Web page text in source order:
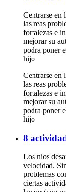
Centrarse en
las reas
fortalezas e
mejorar su
podra poner
hijo
Centrarse en
las reas
fortalezas e
mejorar su
podra poner
hijo
8
Los nios
velocidad.
problemas
ciertas